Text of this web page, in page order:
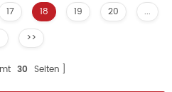
17 18 19 20
...
>>
30 Seiten